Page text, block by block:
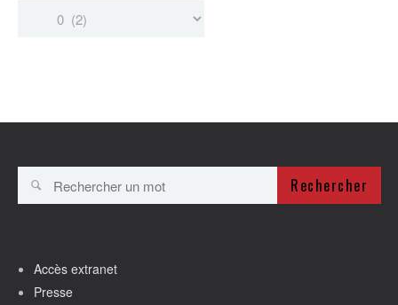
Rechercher
Accès extranet
Presse